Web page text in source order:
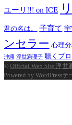
ユーリ!!! on ICE
君の名は。 子育て 宇
ンセラー 心理
沖縄 浮世満理子 聴くプロ
© Official Web Site 浮世
Powered by WordPressテ